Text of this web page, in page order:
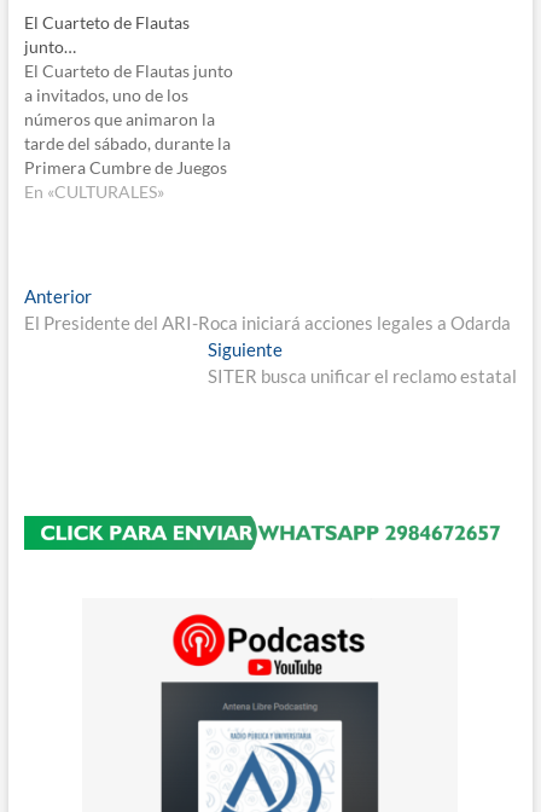
El Cuarteto de Flautas
junto…
El Cuarteto de Flautas junto
a invitados, uno de los
números que animaron la
tarde del sábado, durante la
Primera Cumbre de Juegos
Callejeros que se realizó
predio de la Escuela
Especial Nº 1, ubicada…
En «CULTURALES»
Navegación
de
AnteriorEntrada
anterior:
El Presidente del ARI-Roca iniciará acciones legales a Odarda
SiguienteEntrada
siguiente:
SITER busca unificar el reclamo estatal